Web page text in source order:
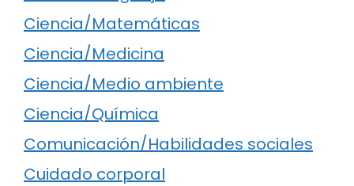
Ciencia/Matemáticas
Ciencia/Medicina
Ciencia/Medio ambiente
Ciencia/Química
Comunicación/Habilidades sociales
Cuidado corporal